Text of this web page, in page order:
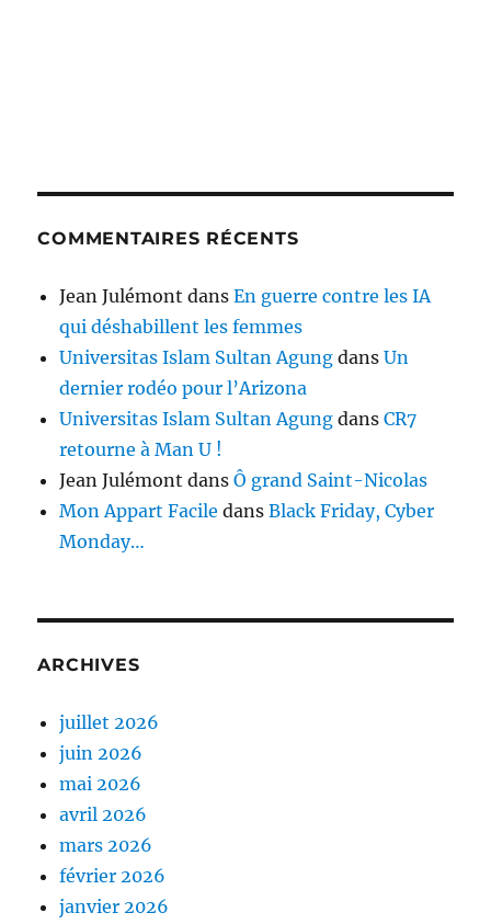
COMMENTAIRES RÉCENTS
Jean Julémont dansEn guerre contre les IA
qui déshabillent les femmes
Universitas Islam Sultan Agung dansUn
dernier rodéo pour l’Arizona
Universitas Islam Sultan Agung dansCR7
retourne à Man U !
Jean Julémont dansÔ grand Saint-Nicolas
Mon Appart Facile dansBlack Friday, Cyber
Monday…
ARCHIVES
juillet 2026
juin 2026
mai 2026
avril 2026
mars 2026
février 2026
janvier 2026